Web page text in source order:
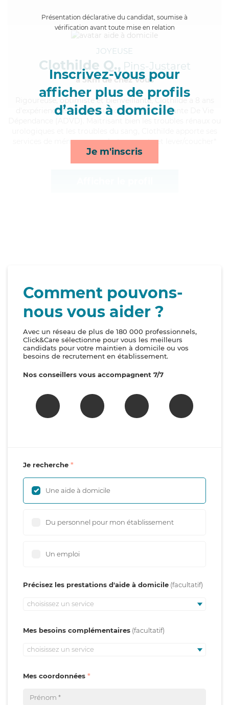
Présentation déclarative du candidat, soumise à
vérification avant toute mise en relation
Inscrivez-vous pour
afficher plus de profils
d’aides à domicile
Je m'inscris
JOYEUSE
Clothilde Q., Pins-Justaret
à 5km de chez Vous
, optimiste et bienveillante, Clothilde a 8 ans
d'expérience et possède un diplôme d'Assistante De Vie
services de ménage, rappels, transports et lever/coucher*
Comment pouvons-
nous vous aider ?
Avec un réseau de plus de 180 000 professionnels,
Click&Care sélectionne pour vous les meilleurs
candidats pour votre maintien à domicile ou vos
besoins de recrutement en établissement.
Nos conseillers vous accompagnent 7/7
Je recherche
Une aide à domicile
Du personnel pour mon établissement
Un emploi
Précisez les prestations d'aide à domicile
choisissez un service
Mes besoins complémentaires
choisissez un service
Mes coordonnées